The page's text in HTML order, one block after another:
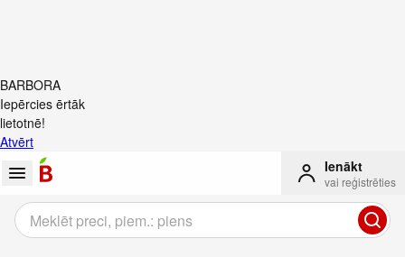
BARBORA
Iepērcies ērtāk
lietotnē!
Atvērt
Ienākt
vai reģistrēties